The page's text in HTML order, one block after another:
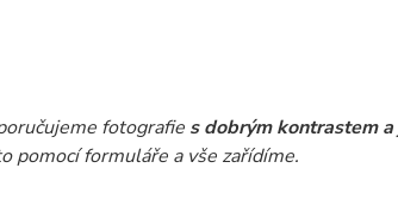
fotografies dobrým kontrastem
pomocí formuláře a vše zařídíme.